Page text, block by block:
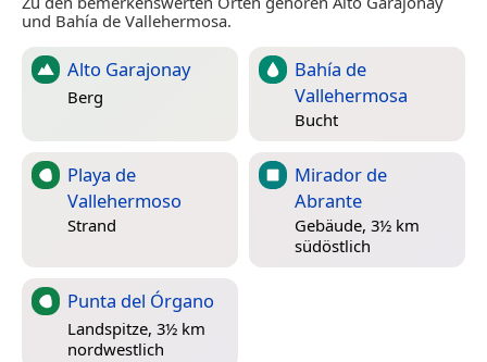
und Bahía de Vallehermosa.
Alto Garajonay
Berg
Bahía de
Vallehermosa
Bucht
Playa de
Vallehermoso
Strand
Mirador de
Abrante
Gebäude, 3½ km
südöstlich
Punta del Órgano
Landspitze, 3½ km
nordwestlich